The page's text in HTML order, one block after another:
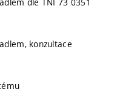
konzultace